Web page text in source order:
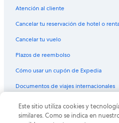
Atención al cliente
Cancelar tu reservación de hotel o
Cancelar tu vuelo
Plazos de reembolso
Cómo usar un cupón de Expedia
Documentos de viajes internacionales
© 2026 Expedia, Inc., una empresa de
derechos reservados. Expedia y el
Este sitio utiliza cookies y
similares. Como se indica en